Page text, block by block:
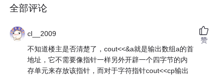
全部评论
cl__2009
不知道楼主是否清楚了，cout<<&a就是输出数组a的首
地址，它不需要像指针一样另外开辟一个四字节的内
存单元来存放该指针，而对于字符指针cout<<cp输出
赞